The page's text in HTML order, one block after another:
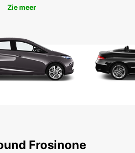
Zie meer
Frosinone